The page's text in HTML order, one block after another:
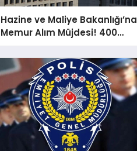
Hazine ve Maliye Bakanlığı’na
Memur Alım Müjdesi! 400
Uzman Memur Alınacak